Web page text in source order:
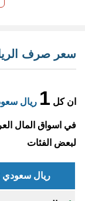
سعر صرف
ان كل 1 ريال
في اسواق المال
لبعض الفئات
ريال سعودي SAR